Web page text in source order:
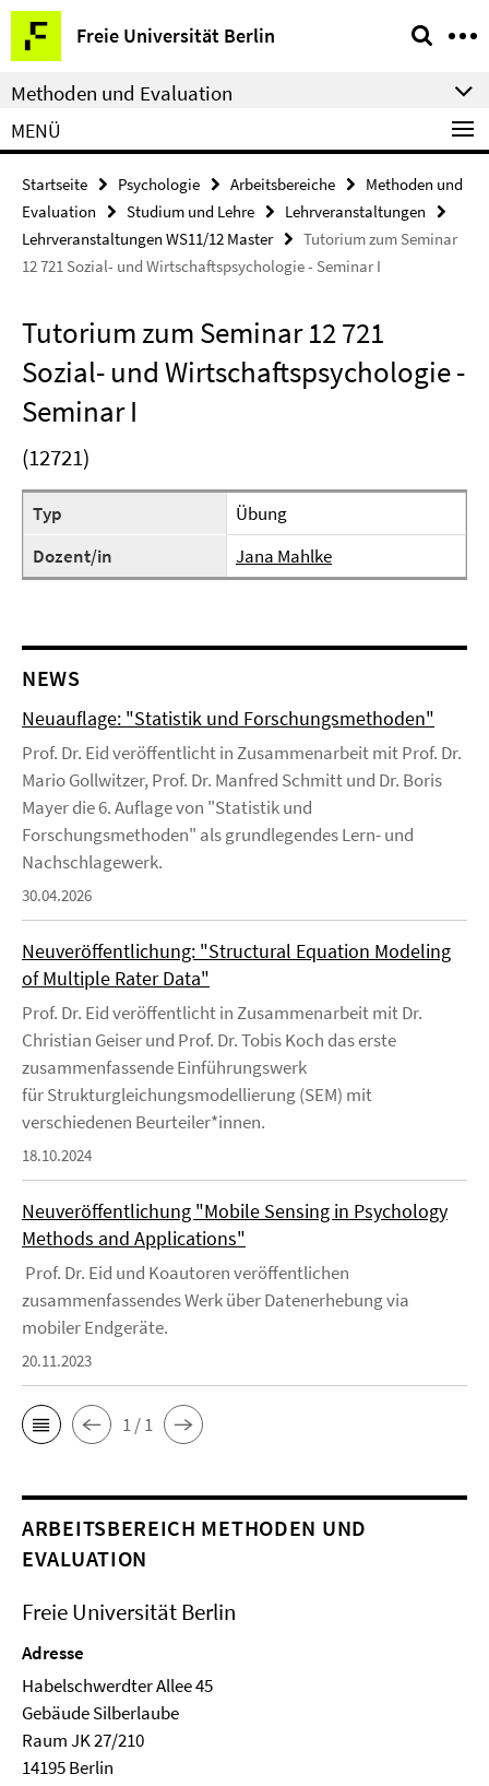
Springe
direkt
zu
Inhalt
Freie Universität Berlin
Service-
Navigation
Methoden und Evaluation
MENÜ
Startseite Psychologie Arbeitsbereiche
Methoden und
Evaluation
Studium und Lehre
Lehrveranstaltungen
Lehrveranstaltungen WS11/12 Master
Tutorium zum Seminar
12 721 Sozial- und Wirtschaftspsychologie - Seminar I
Tutorium zum Seminar 12 721
Sozial- und Wirtschaftspsychologie -
Seminar I
(12721)
Typ
Übung
Dozent/in
Jana Mahlke
NEWS
Neuauflage: "Statistik und Forschungsmethoden"
Prof. Dr. Eid veröffentlicht in Zusammenarbeit mit Prof. Dr.
Mario Gollwitzer, Prof. Dr. Manfred Schmitt und Dr. Boris
Mayer die 6. Auflage von "Statistik und
Forschungsmethoden" als grundlegendes Lern- und
Nachschlagewerk.
30.04.2026
Neuveröffentlichung: "Structural Equation Modeling
of Multiple Rater Data"
Prof. Dr. Eid veröffentlicht in Zusammenarbeit mit Dr.
Christian Geiser und Prof. Dr. Tobis Koch das erste
zusammenfassende Einführungswerk
für Strukturgleichungsmodellierung (SEM) mit
verschiedenen Beurteiler*innen.
18.10.2024
Neuveröffentlichung "Mobile Sensing in Psychology
Methods and Applications"
Prof. Dr. Eid und Koautoren veröffentlichen
zusammenfassendes Werk über Datenerhebung via
mobiler Endgeräte.
20.11.2023
1 / 1
ARBEITSBEREICH METHODEN UND
EVALUATION
Freie Universität Berlin
Adresse
Habelschwerdter Allee 45
Ge­bäude Silberlaube
Raum JK 27/210
14195 Berlin